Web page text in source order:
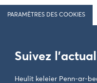
PARAMÈTRES DES COOKIES
Suivez
Heulit keleier Penn-ar-